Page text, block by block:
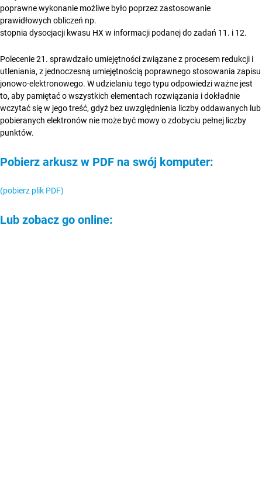
poprawne wykonanie możliwe było poprzez zastosowanie
prawidłowych obliczeń np.
stopnia dysocjacji kwasu HX w informacji podanej do zadań 11. i 12.
Polecenie 21. sprawdzało umiejętności związane z procesem redukcji i
utleniania, z jednoczesną umiejętnością poprawnego stosowania zapisu
jonowo-elektronowego. W udzielaniu tego typu odpowiedzi ważne jest
to, aby pamiętać o wszystkich elementach rozwiązania i dokładnie
wczytać się w jego treść, gdyż bez uwzględnienia liczby oddawanych lub
pobieranych elektronów nie może być mowy o zdobyciu pełnej liczby
punktów.
Pobierz arkusz w PDF na swój komputer:
(pobierz plik PDF)
Lub zobacz go online: